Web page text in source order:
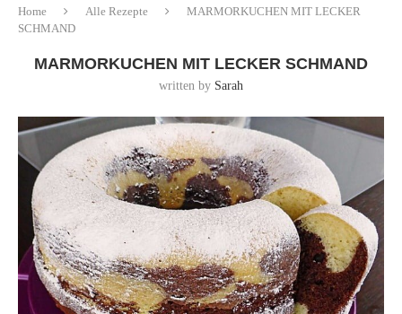
Home Alle Rezepte
MARMORKUCHEN MIT LECKER
SCHMAND
MARMORKUCHEN MIT LECKER SCHMAND
written by Sarah